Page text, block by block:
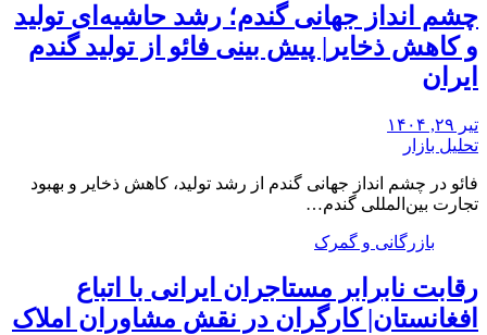
چشم‌ انداز جهانی گندم؛ رشد حاشیه‌ای تولید
و کاهش ذخایر| پیش بینی فائو از تولید گندم
ایران
تیر ۲۹, ۱۴۰۴
تحلیل بازار
فائو در چشم انداز جهانی گندم از رشد تولید، کاهش ذخایر و بهبود
تجارت بین‌المللی گندم…
بازرگانی و گمرک
رقابت نابرابر مستاجران ایرانی با اتباع
افغانستان| کارگران در نقش مشاوران املاک